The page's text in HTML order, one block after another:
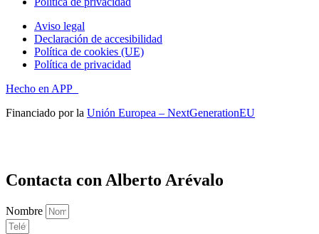
Aviso legal
Declaración de accesibilidad
Política de cookies (UE)
Política de privacidad
Hecho en APP_
Financiado por la Unión Europea – NextGenerationEU
Contacta con Alberto Arévalo
Nombre